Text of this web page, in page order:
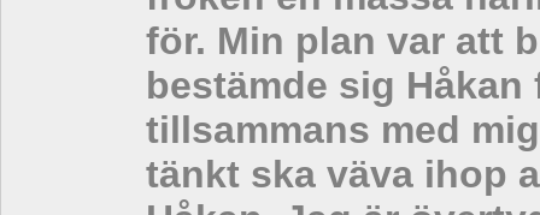
för. Min plan var att
bestämde sig
tillsammans med
tänkt ska väva ihop